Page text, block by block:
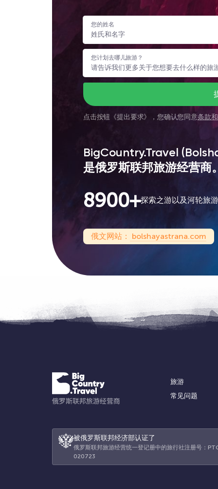
您的姓名
您计划去哪儿旅游？
点击按钮《提出要求》，您确认您同意条款
BigCountry.Travel
是俄罗斯联邦旅游经营商。
8900+探索之游以及河轮旅游
俄文网站： bolshayastrana.com
旅游
常见问题
被俄罗斯联邦经济部认证了
俄罗斯联邦旅游经营统一登记册中的旅行社注册号：
020723